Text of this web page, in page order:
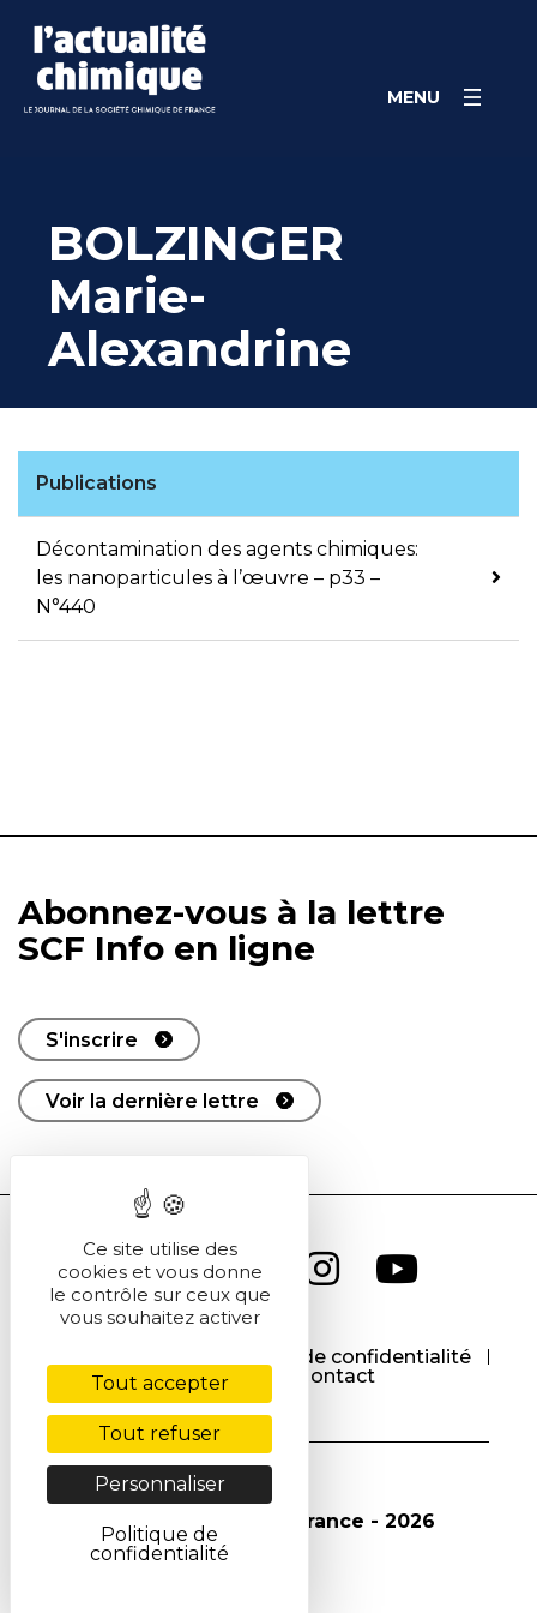
content
MENU
BOLZINGER
Marie-
Alexandrine
Publications
Décontamination des agents chimiques:
les nanoparticules à l’œuvre – p33 –
N°440
Abonnez-vous à la lettre
SCF Info en ligne
S'inscrire
Voir la dernière lettre
Politique de confidentialité
Cookies
Contact
© Société Chimique de France - 2026
Ce site utilise des
cookies et vous donne
le contrôle sur ceux que
vous souhaitez activer
Tout accepter
Tout refuser
Personnaliser
Politique de
confidentialité